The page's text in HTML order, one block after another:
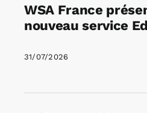
WSA France
nouveau service
31/07/2026